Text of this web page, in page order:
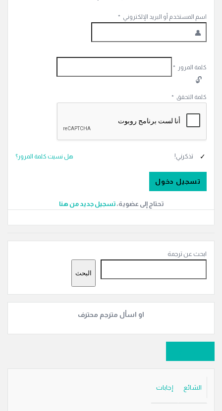
اسم المستخدم أو البريد الإلكتروني *
كلمة المرور *
كلمة التحقق *
تذكرني! هل نسيت كلمة المرور؟
تحتاج إلى عضوية،‫تسجيل جديد من هنا
الجانبية
ابحث عن ترجمة
البحث
او اسأل مترجم محترف
الشائع إجابات